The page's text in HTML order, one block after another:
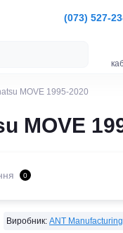
(073) 527-
MOVE 1995-2020
MOVE
0
Виробник: ANT Manufacturing